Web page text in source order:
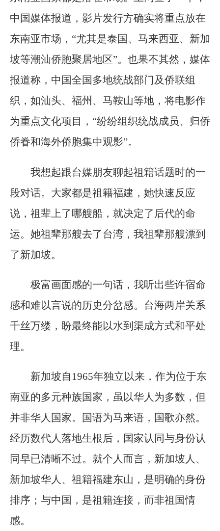
中国媒体报道，影片发行方确实将重点放在
东南亚市场，“尤其是泰国、马来西亚、新加
坡等潮汕侨胞聚居地区”。也果不其然，媒体
报道称，中国全国多地统战部门及侨联组
织，如汕头、福州、马鞍山等地，将电影作
为重点文化项目，“纷纷组织统战成员、归侨
侨眷和海外侨胞集中观影”。
我想起跟台媒朋友聊起祖籍话题时的一
段对话。大家都是祖籍福建，她快速反应
说，祖辈上了哪艘船，就决定了后代的命
运。她祖辈那艘去了台湾，我祖辈那艘漂到
了新加坡。
极富画面感的一句话，我听出些许宿命
感和难以言说的历史分岔感。台海两岸关系
千丝万缕，盼最终能以水到渠成方式和平处
理。
新加坡自1965年独立以来，作为位于东
南亚的多元种族国家，虽以华人为多数，但
并非华人国家。国语为马来语，国歌亦然。
经历数代人落地生根后，国家认同与身份认
同早已清晰不过。就个人而言，新加坡人、
新加坡华人、祖籍福建东山，是明确的身份
排序；与中国，是祖籍连接，而非祖国情
感。